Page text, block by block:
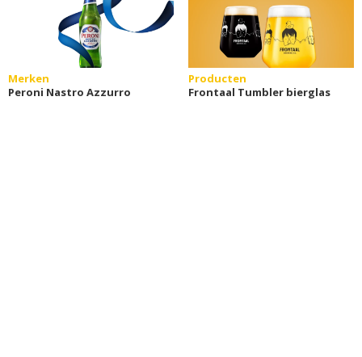
Merken
Peroni Nastro Azzurro
Producten
Frontaal Tumbler bierglas